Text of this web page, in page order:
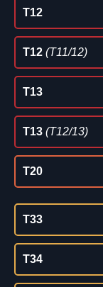
T12
T12 (T11/12)
T13
T13 (T12/13)
T20
T33
T34